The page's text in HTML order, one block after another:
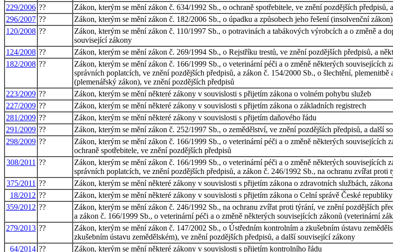
229/2006 ??
Zákon, kterým se mění zákon č. 634/1992 Sb., o ochraně spotřebitele, ve znění pozdějších předpisů,
296/2007 ??
Zákon, kterým se mění zákon č. 182/2006 Sb., o úpadku a způsobech jeho řešení (insolvenční
120/2008 ??
Zákon, kterým se mění zákon č. 110/1997 Sb., o potravinách a tabákových výrobcích a o změně a
související zákony
124/2008 ??
Zákon, kterým se mění zákon č. 269/1994 Sb., o Rejstříku trestů, ve znění pozdějších předpisů, a
182/2008 ??
Zákon, kterým se mění zákon č. 166/1999 Sb., o veterinární péči a o změně některých
správních poplatcích, ve znění pozdějších předpisů, a zákon č. 154/2000 Sb., o šlechtění,
(plemenářský zákon), ve znění pozdějších předpisů
223/2009 ??
Zákon, kterým se mění některé zákony v souvislosti s přijetím zákona o volném pohybu služeb
227/2009 ??
Zákon, kterým se mění některé zákony v souvislosti s přijetím zákona o základních registrech
281/2009 ??
Zákon, kterým se mění některé zákony v souvislosti s přijetím daňového řádu
291/2009 ??
Zákon, kterým se mění zákon č. 252/1997 Sb., o zemědělství, ve znění pozdějších předpisů, a další
298/2009 ??
Zákon, kterým se mění zákon č. 166/1999 Sb., o veterinární péči a o změně některých
ochraně spotřebitele, ve znění pozdějších předpisů
308/2011 ??
Zákon, kterým se mění zákon č. 166/1999 Sb., o veterinární péči a o změně některých
správních poplatcích, ve znění pozdějších předpisů, a zákon č. 246/1992 Sb., na ochranu zvířat proti
375/2011 ??
Zákon, kterým se mění některé zákony v souvislosti s přijetím zákona o zdravotních službách,
18/2012 ??
Zákon, kterým se mění některé zákony v souvislosti s přijetím zákona o Celní správě České republiky
359/2012 ??
Zákon, kterým se mění zákon č. 246/1992 Sb., na ochranu zvířat proti týrání, ve znění pozdějších
a zákon č. 166/1999 Sb., o veterinární péči a o změně některých souvisejících zákonů (veterinární
279/2013 ??
Zákon, kterým se mění zákon č. 147/2002 Sb., o Ústředním kontrolním a zkušebním ústavu
zkušebním ústavu zemědělském), ve znění pozdějších předpisů, a další související zákony
64/2014 ??
Zákon, kterým se mění některé zákony v souvislosti s přijetím kontrolního řádu